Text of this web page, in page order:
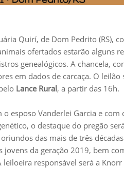
Quirí, de Dom Pedrito (RS),
ofertados estarão alguns
genealógicos. A chancela,
em dados de carcaça. O
Lance Rural, a partir das 16h.
esposo Vanderlei Garcia e
o destaque do pregão
das mais de três
da geração 2019, bem
leiloeira responsável será a